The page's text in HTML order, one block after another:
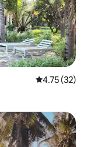
從 32 則評價
4.75 (32)